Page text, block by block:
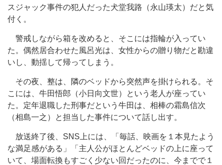
スジャック事件の犯人だった犬堂我路（永山瑛太）だと気
付く。
警戒しながら箱を改めると、そこには指輪が入ってい
た。偶然居合わせた風呂光は、女性からの贈り物だと勘違
いし、動揺して帰ってしまう。
その夜、整は、隣のベッドから突然声を掛けられる。そ
こには、牛田悟郎（小日向文世）という老人が座ってい
た。定年退職した刑事だという牛田は、相棒の霜島信次
（相島一之）と担当した事件について話し出す。
放送終了後、SNS上には、「毎話、映画を１本見たよう
な満足感がある」「主人公がほとんどベッドの上に座って
いて、場面転換もすごく少ない回だったのに、今までで１